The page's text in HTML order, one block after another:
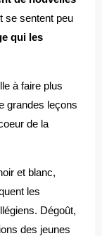
se sentent peu
qui les
à faire plus
grandes leçons
de la
et blanc,
les
Dégoût,
des jeunes